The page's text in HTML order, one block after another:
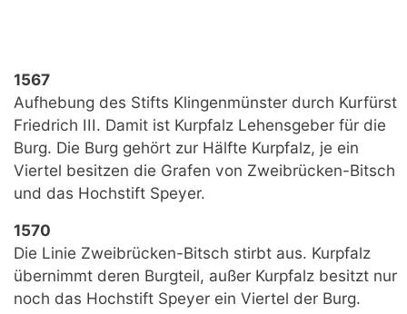
1567
Aufhebung des Stifts Klingenmünster durch Kurfürst
Friedrich III. Damit ist Kurpfalz Lehensgeber für die
Burg. Die Burg gehört zur Hälfte Kurpfalz, je ein
Viertel besitzen die Grafen von Zweibrücken-Bitsch
und das Hochstift Speyer.
1570
Die Linie Zweibrücken-Bitsch stirbt aus. Kurpfalz
übernimmt deren Burgteil, außer Kurpfalz besitzt nur
noch das Hochstift Speyer ein Viertel der Burg.